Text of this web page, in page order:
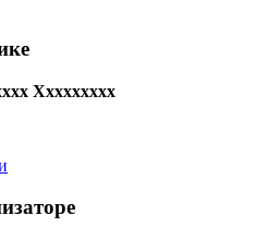
Xxxxxxxxx